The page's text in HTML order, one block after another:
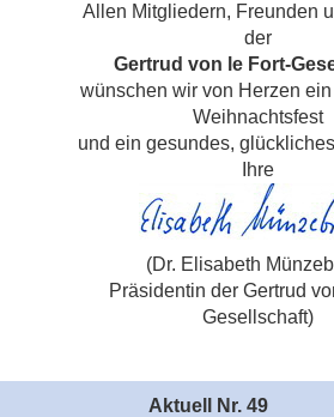
Allen Mitgliedern, Freunden
der
Gertrud von le Fort-
wünschen wir von Herzen
Weihnachtsfest
und ein gesundes,
Ihre
(Dr. Elisabeth
Präsidentin der Gertrud
Gesellschaft)
Aktuell
Nr. 49